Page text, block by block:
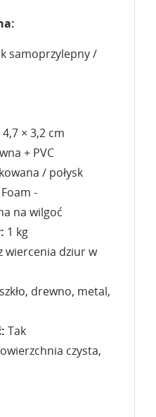
samoprzylepny /
× 3,2 cm
+ PVC
/ połysk
-
na wilgoć
1 kg
wiercenia dziur w
drewno, metal,
Tak
czysta,